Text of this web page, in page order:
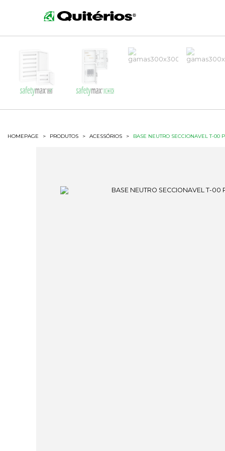
HOMEPAGE > PRODUTOS > ACESSÓRIOS > BASE NEUTRO SECCIONAVEL T-00